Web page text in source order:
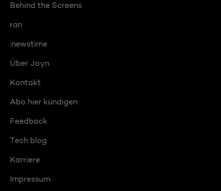
Behind the Screens
ran
:newstime
Über Joyn
Kontakt
Abo hier kündigen
Feedback
Tech blog
Karriere
Impressum